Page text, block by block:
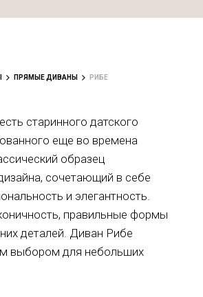
ПРЯМЫЕ ДИВАНЫ РИБЕ
старинного датского
еще во времена
образец
сочетающий в себе
и элегантность.
правильные формы
деталей. Диван Рибе
выбором для небольших